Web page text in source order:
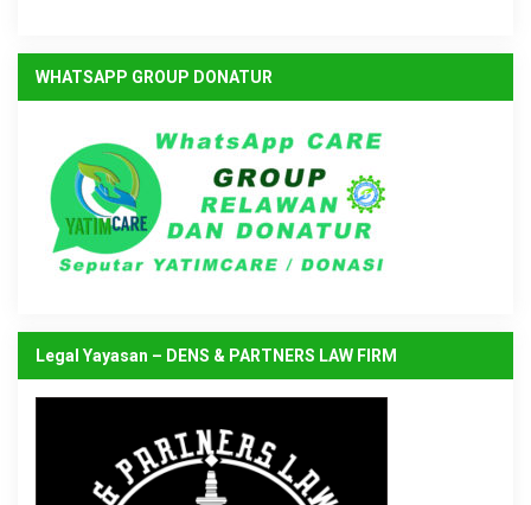
WHATSAPP GROUP DONATUR
Legal Yayasan – DENS & PARTNERS LAW FIRM